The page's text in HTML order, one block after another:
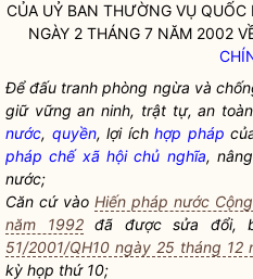
CỦA UỶ BAN THƯỜNG VỤ QUỐC
NGÀY 2 THÁNG 7 NĂM 2002
Để đấu tranh phòng ngừa và
giữ vững an ninh, trật tự, an
nước, quyền, lợi ích hợp pháp
pháp chế xã hội chủ nghĩa,
nước;
Căn cứ vào Hiến pháp nước
năm 1992đã được sửa đổi,
51/2001/QH10 ngày 25 tháng 12
kỳ họp thứ 10;